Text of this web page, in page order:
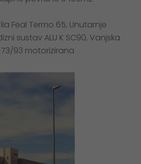
Feal Termo 65, Unutarnje
sustav ALU K SC90, Vanjska
93 motorizirana